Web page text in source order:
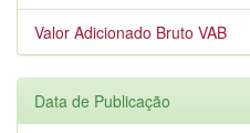
Valor Adicionado Bruto VAB
Data de Publicação